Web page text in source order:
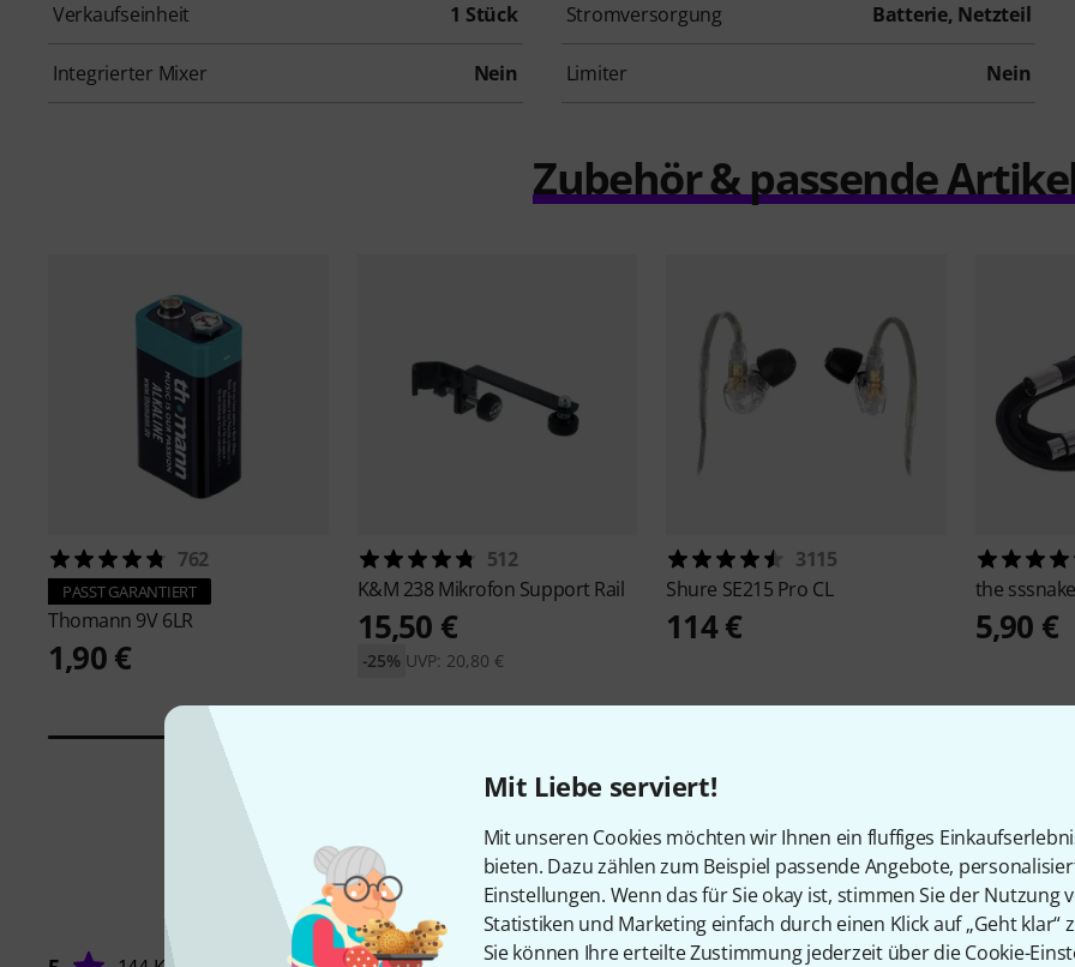
Mit Liebe serviert!
Mit unseren Cookies möchten wir Ihnen ein fluffiges
bieten. Dazu zählen zum Beispiel passende Angebote,
Einstellungen. Wenn das für Sie okay ist, stimmen Sie der Nutzung
Statistiken und Marketing einfach durch einen Klick auf „Geht klar“
Sie können Ihre erteilte Zustimmung jederzeit über die Cookie-
Verkaufseinheit 1 Stück Stromversorgung Batterie, Netzteil
Integrierter Mixer Nein Limiter Nein
Zubehör & passende
762
PASST GARANTIERT
Thomann 9V 6LR
1,90 €
512
K&M 238 Mikrofon Support Rail
15,50 €
UVP: 20,80 €
-25%
3115
Shure SE215 Pro CL
114 €
the
5,90 €
326Kundenbewertungen